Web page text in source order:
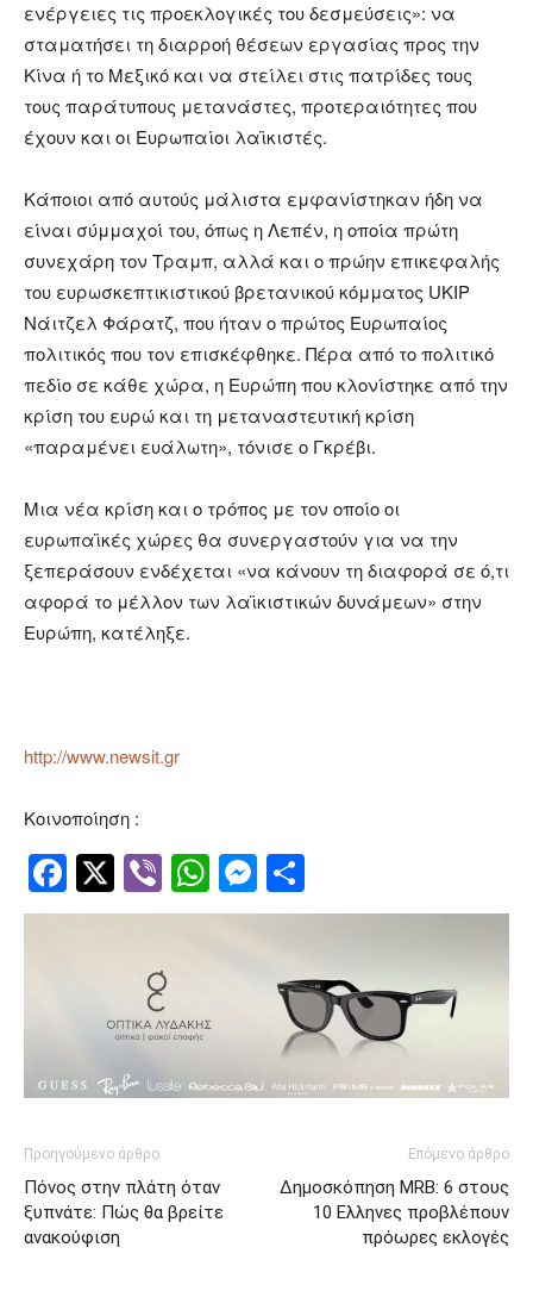
ενέργειες τις προεκλογικές του δεσμεύσεις»: να
σταματήσει τη διαρροή θέσεων εργασίας προς την
Κίνα ή το Μεξικό και να στείλει στις πατρίδες τους
τους παράτυπους μετανάστες, προτεραιότητες που
έχουν και οι Ευρωπαίοι λαϊκιστές.
Κάποιοι από αυτούς μάλιστα εμφανίστηκαν ήδη να
είναι σύμμαχοί του, όπως η Λεπέν, η οποία πρώτη
συνεχάρη τον Τραμπ, αλλά και ο πρώην επικεφαλής
του ευρωσκεπτικιστικού βρετανικού κόμματος UKIP
Νάιτζελ Φάρατζ, που ήταν ο πρώτος Ευρωπαίος
πολιτικός που τον επισκέφθηκε. Πέρα από το πολιτικό
πεδίο σε κάθε χώρα, η Ευρώπη που κλονίστηκε από την
κρίση του ευρώ και τη μεταναστευτική κρίση
«παραμένει ευάλωτη», τόνισε ο Γκρέβι.
Μια νέα κρίση και ο τρόπος με τον οποίο οι
ευρωπαϊκές χώρες θα συνεργαστούν για να την
ξεπεράσουν ενδέχεται «να κάνουν τη διαφορά σε ό,τι
αφορά το μέλλον των λαϊκιστικών δυνάμεων» στην
Ευρώπη, κατέληξε.
http://www.newsit.gr
Κοινοποίηση :
Facebook
Twitter
ViberWhatsApp
Messenger
Προηγούμενο άρθρο
Πόνος στην πλάτη όταν
ξυπνάτε: Πώς θα βρείτε
ανακούφιση
Επόμενο άρθρο
Δημοσκόπηση MRB: 6 στους
10 Ελληνες προβλέπουν
πρόωρες εκλογές